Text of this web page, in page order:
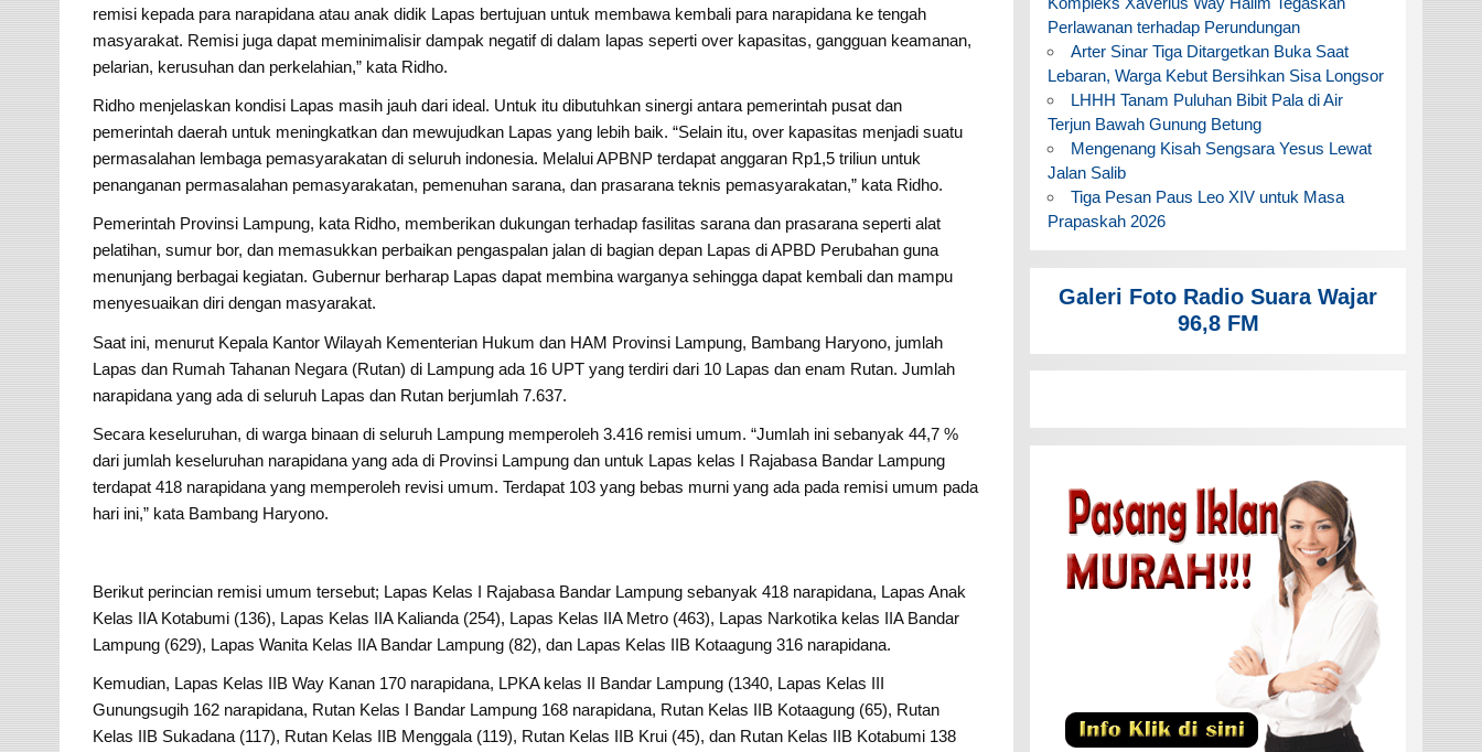
remisi kepada para narapidana atau anak didik Lapas bertujuan untuk membawa kembali para narapidana ke tengah
masyarakat. Remisi juga dapat meminimalisir dampak negatif di dalam lapas seperti over kapasitas, gangguan keamanan,
pelarian, kerusuhan dan perkelahian,” kata Ridho.
Ridho menjelaskan kondisi Lapas masih jauh dari ideal. Untuk itu dibutuhkan sinergi antara pemerintah pusat dan
pemerintah daerah untuk meningkatkan dan mewujudkan Lapas yang lebih baik. “Selain itu, over kapasitas menjadi suatu
permasalahan lembaga pemasyarakatan di seluruh indonesia. Melalui APBNP terdapat anggaran Rp1,5 triliun untuk
penanganan permasalahan pemasyarakatan, pemenuhan sarana, dan prasarana teknis pemasyarakatan,” kata Ridho.
Pemerintah Provinsi Lampung, kata Ridho, memberikan dukungan terhadap fasilitas sarana dan prasarana seperti alat
pelatihan, sumur bor, dan memasukkan perbaikan pengaspalan jalan di bagian depan Lapas di APBD Perubahan guna
menunjang berbagai kegiatan. Gubernur berharap Lapas dapat membina warganya sehingga dapat kembali dan mampu
menyesuaikan diri dengan masyarakat.
Saat ini, menurut Kepala Kantor Wilayah Kementerian Hukum dan HAM Provinsi Lampung, Bambang Haryono, jumlah
Lapas dan Rumah Tahanan Negara (Rutan) di Lampung ada 16 UPT yang terdiri dari 10 Lapas dan enam Rutan. Jumlah
narapidana yang ada di seluruh Lapas dan Rutan berjumlah 7.637.
Secara keseluruhan, di warga binaan di seluruh Lampung memperoleh 3.416 remisi umum. “Jumlah ini sebanyak 44,7 %
dari jumlah keseluruhan narapidana yang ada di Provinsi Lampung dan untuk Lapas kelas I Rajabasa Bandar Lampung
terdapat 418 narapidana yang memperoleh revisi umum. Terdapat 103 yang bebas murni yang ada pada remisi umum pada
hari ini,” kata Bambang Haryono.
Berikut perincian remisi umum tersebut; Lapas Kelas I Rajabasa Bandar Lampung sebanyak 418 narapidana, Lapas Anak
Kelas IIA Kotabumi (136), Lapas Kelas IIA Kalianda (254), Lapas Kelas IIA Metro (463), Lapas Narkotika kelas IIA Bandar
Lampung (629), Lapas Wanita Kelas IIA Bandar Lampung (82), dan Lapas Kelas IIB Kotaagung 316 narapidana.
Kemudian, Lapas Kelas IIB Way Kanan 170 narapidana, LPKA kelas II Bandar Lampung (1340, Lapas Kelas III
Gunungsugih 162 narapidana, Rutan Kelas I Bandar Lampung 168 narapidana, Rutan Kelas IIB Kotaagung (65), Rutan
Kelas IIB Sukadana (117), Rutan Kelas IIB Menggala (119), Rutan Kelas IIB Krui (45), dan Rutan Kelas IIB Kotabumi 138
Perlawanan terhadap Perundungan
Arter Sinar Tiga Ditargetkan Buka Saat
Lebaran, Warga Kebut Bersihkan Sisa Longsor
LHHH Tanam Puluhan Bibit Pala di Air
Terjun Bawah Gunung Betung
Mengenang Kisah Sengsara Yesus Lewat
Jalan Salib
Tiga Pesan Paus Leo XIV untuk Masa
Prapaskah 2026
Galeri Foto Radio Suara Wajar
96,8 FM